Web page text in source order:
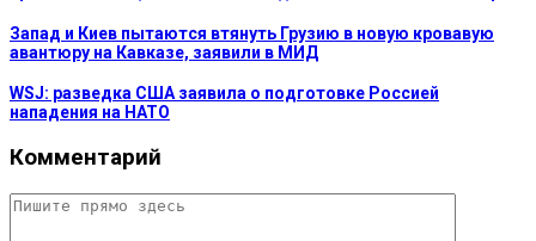
Запад и Киев пытаются втянуть Грузию в новую кровавую
авантюру на Кавказе, заявили в МИД
WSJ: разведка США заявила о подготовке Россией
нападения на НАТО
Комментарий